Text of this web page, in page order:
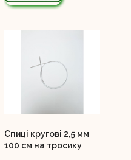
Спиці кругові 2,5 мм
100 см на тросику